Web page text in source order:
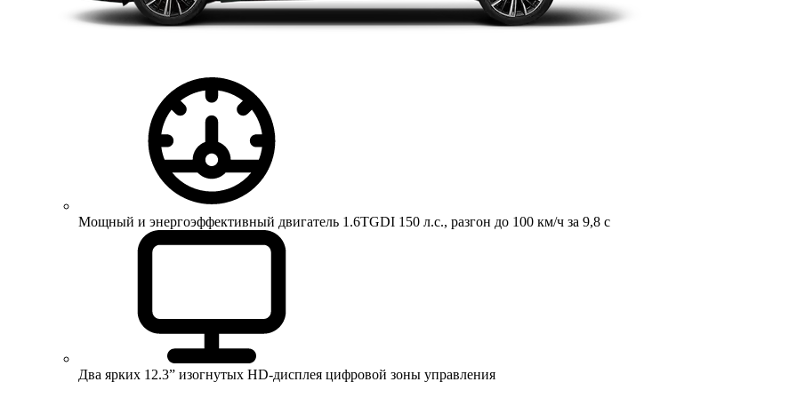
Мощный и энергоэффективный двигатель 1.6TGDI 150 л.с., разгон до 100 км/ч за 9,8 с
Два ярких 12.3” изогнутых HD-дисплея цифровой зоны управления